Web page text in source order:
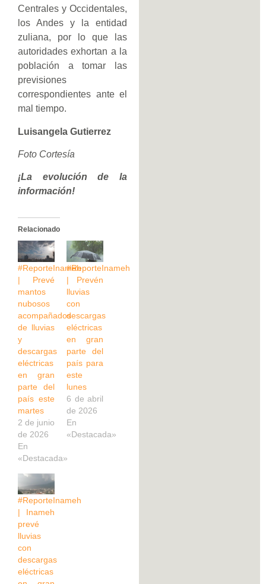
Centrales y Occidentales,
los Andes y la entidad
zuliana, por lo que las
autoridades exhortan a la
población a tomar las
previsiones
correspondientes ante el
mal tiempo.
Luisangela Gutierrez
Foto Cortesía
¡La evolución de la
información!
Relacionado
#ReporteInameh
| Prevé
mantos
nubosos
acompañados
de lluvias
y
descargas
eléctricas
en gran
parte del
país este
martes
2 de junio
de 2026
En
«Destacada»
#ReporteInameh
| Prevén
lluvias
con
descargas
eléctricas
en gran
parte del
país para
este
lunes
6 de abril
de 2026
En
«Destacada»
#ReporteInameh
| Inameh
prevé
lluvias
con
descargas
eléctricas